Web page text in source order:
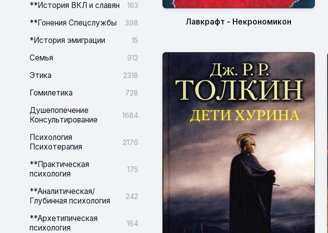
**История ВКЛ и славян 163
**Гонения Спецслужбы 398
*История эмиграции 15
Семья 912
Этика 2318
Гомилетика 728
Душепопечение
Консультирование
1684
Психология
Психотерапия
2176
**Практическая
психология
175
**Аналитическая/
Глубинная психология
242
**Архетипическая
психология
164
Лавкрафт - Некрономикон